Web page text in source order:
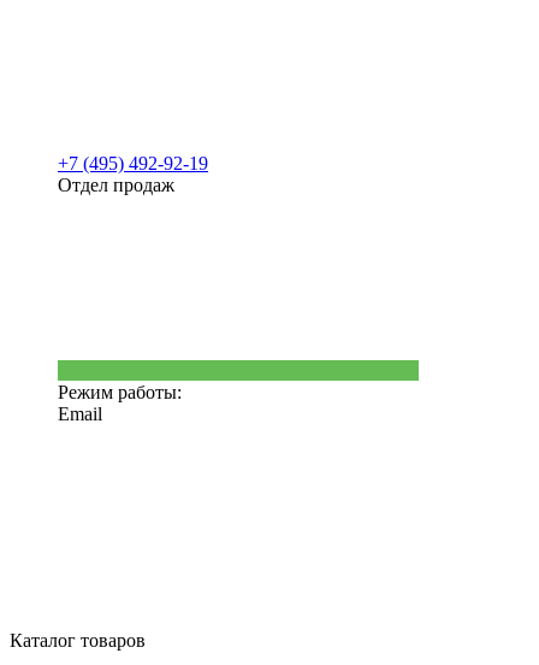
+7 (495) 492-92-19
Отдел продаж
Режим работы:
Email
Каталог товаров